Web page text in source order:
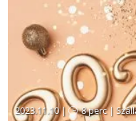
2023.11.10 | 8 perc|